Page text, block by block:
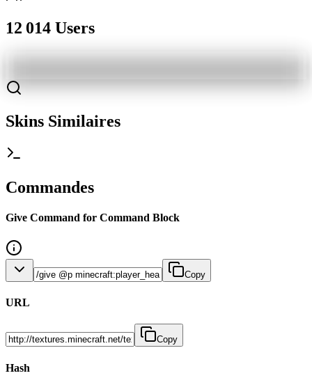
12 014 Users
Skins Similaires
Commandes
Give Command for Command Block
Copy
URL
Copy
Hash